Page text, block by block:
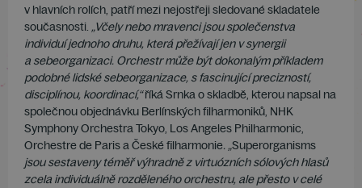
v hlavních rolích, patří mezi nejostřeji sledované skladatele
současnosti. „Včely nebo mravenci jsou společenstva
individuí jednoho druhu, která přežívají jen v synergii
a sebeorganizaci. Orchestr může být dokonalým příkladem
podobné lidské sebeorganizace, s fascinující precizností,
disciplínou, koordinací,“říká Srnka o skladbě, kterou napsal na
společnou objednávku Berlínských filharmoniků, NHK
Symphony Orchestra Tokyo, Los Angeles Philharmonic,
Orchestre de Paris a České filharmonie. „Superorganisms
jsou sestaveny téměř výhradně z virtuózních sólových hlasů
zcela individuálně rozděleného orchestru, ale přesto v celé